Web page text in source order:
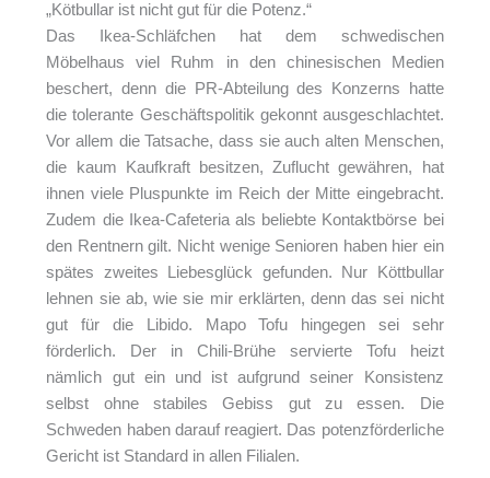
„Kötbullar ist nicht gut für die Potenz.“
Das Ikea-Schläfchen hat dem schwedischen
Möbelhaus viel Ruhm in den chinesischen Medien
beschert, denn die PR-Abteilung des Konzerns hatte
die tolerante Geschäftspolitik gekonnt ausgeschlachtet.
Vor allem die Tatsache, dass sie auch alten Menschen,
die kaum Kaufkraft besitzen, Zuflucht gewähren, hat
ihnen viele Pluspunkte im Reich der Mitte eingebracht.
Zudem die Ikea-Cafeteria als beliebte Kontaktbörse bei
den Rentnern gilt. Nicht wenige Senioren haben hier ein
spätes zweites Liebesglück gefunden. Nur Köttbullar
lehnen sie ab, wie sie mir erklärten, denn das sei nicht
gut für die Libido. Mapo Tofu hingegen sei sehr
förderlich. Der in Chili-Brühe servierte Tofu heizt
nämlich gut ein und ist aufgrund seiner Konsistenz
selbst ohne stabiles Gebiss gut zu essen. Die
Schweden haben darauf reagiert. Das potenzförderliche
Gericht ist Standard in allen Filialen.